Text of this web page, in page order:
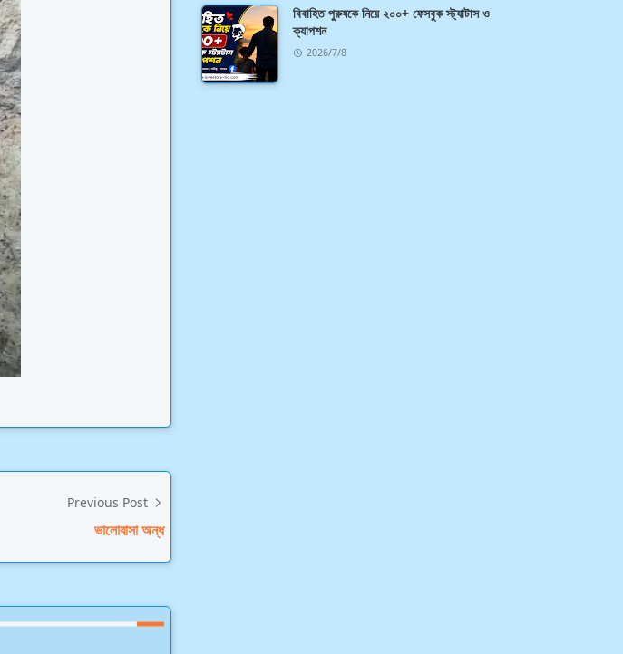
Previous Post
ভালোবাসা অন্ধ
বিবাহিত পুরুষকে নিয়ে ২০০+ ফেসবুক স্ট্যাটাস ও
ক্যাপশন
2026/7/8